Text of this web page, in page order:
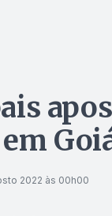
2022 às 00h00